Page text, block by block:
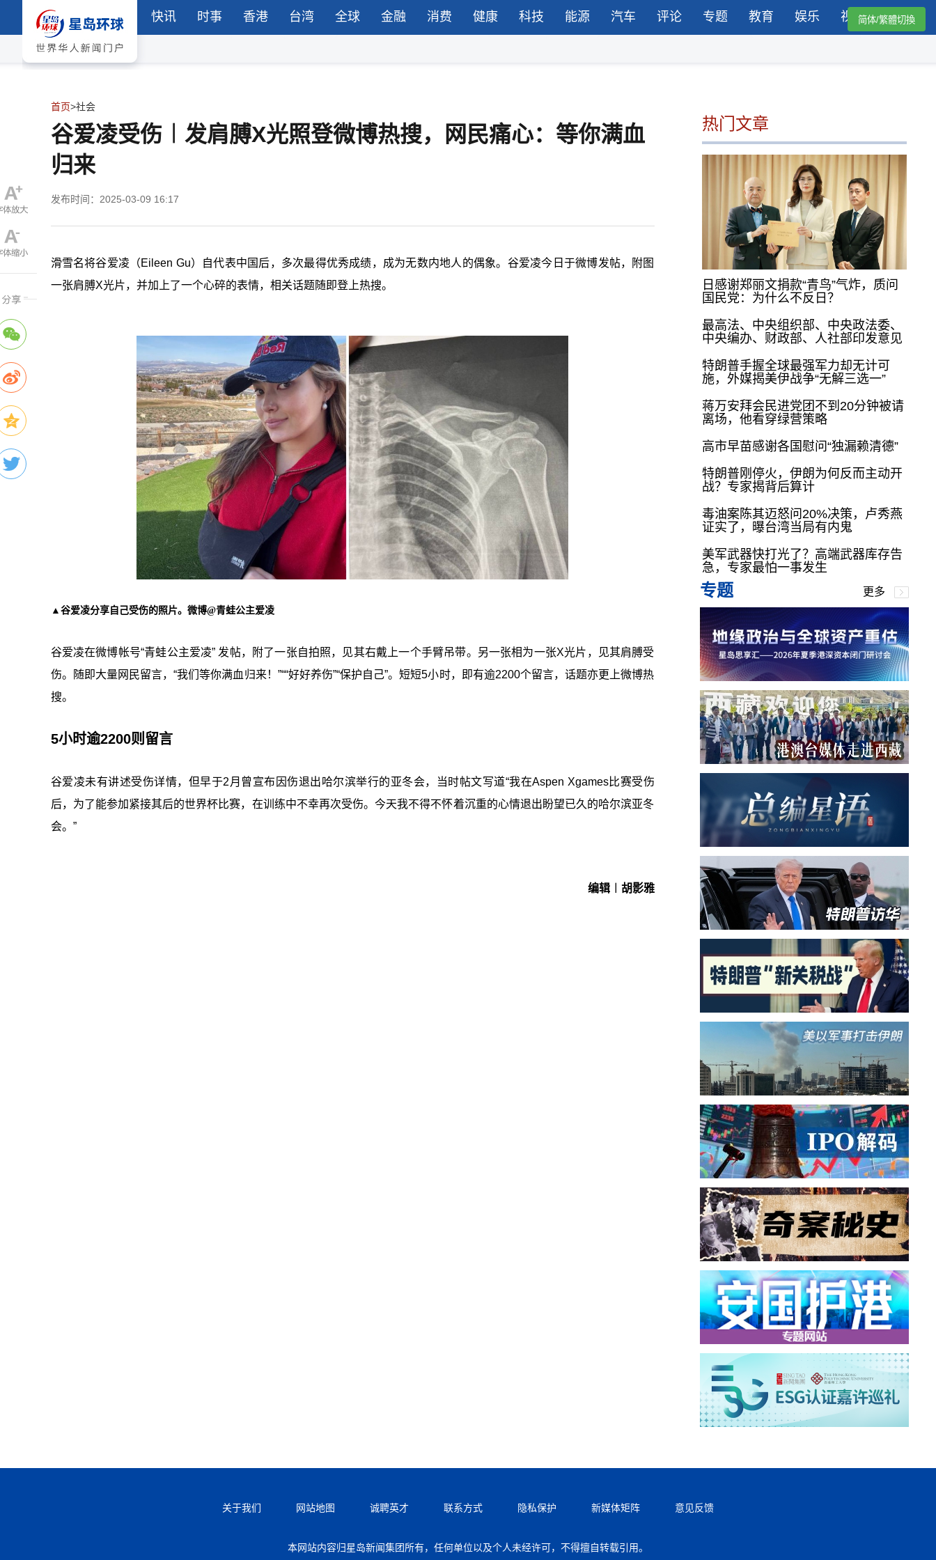
快讯 时事 香港 台湾 全球 金融 消费 健康 科技 能源 汽车 评论 专题 教育 娱乐 视频简体/繁體切換
首页>社会
谷爱凌受伤︱发肩膊X光照登微博热搜，网民痛心：等你满血
归来
发布时间：2025-03-09 16:17
滑雪名将谷爱凌（Eileen Gu）自代表中国后，多次最得优秀成绩，成为无数内地人的偶象。谷爱凌今日于微博发帖，附图
一张肩膊X光片，并加上了一个心碎的表情，相关话题随即登上热搜。
▲谷爱凌分享自己受伤的照片。微博@青蛙公主爱凌
谷爱凌在微博帐号“青蛙公主爱凌” 发帖，附了一张自拍照，见其右戴上一个手臂吊带。另一张相为一张X光片，见其肩膊受
伤。随即大量网民留言，“我们等你满血归来！”““好好养伤”“保护自己”。短短5小时，即有逾2200个留言，话题亦更上微博热
搜。
5小时逾2200则留言
谷爱凌未有讲述受伤详情，但早于2月曾宣布因伤退出哈尔滨举行的亚冬会，当时帖文写道“我在Aspen Xgames比赛受伤
后，为了能参加紧接其后的世界杯比赛，在训练中不幸再次受伤。今天我不得不怀着沉重的心情退出盼望已久的哈尔滨亚冬
会。”
编辑︱胡影雅
热门文章
日感谢郑丽文捐款“青鸟”气炸，质问
国民党：为什么不反日？
最高法、中央组织部、中央政法委、
中央编办、财政部、人社部印发意见
特朗普手握全球最强军力却无计可
施，外媒揭美伊战争“无解三选一”
蒋万安拜会民进党团不到20分钟被请
离场，他看穿绿营策略
高市早苗感谢各国慰问“独漏赖清德”
特朗普刚停火，伊朗为何反而主动开
战？专家揭背后算计
毒油案陈其迈怒问20%决策，卢秀燕
证实了，曝台湾当局有内鬼
美军武器快打光了？高端武器库存告
急，专家最怕一事发生
专题 更多
关于我们 网站地图 诚聘英才 联系方式 隐私保护 新媒体矩阵 意见反馈
本网站内容归星岛新闻集团所有，任何单位以及个人未经许可，不得擅自转载引用。